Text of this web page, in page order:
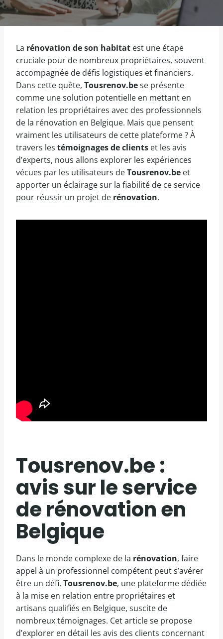
La rénovation de son habitat est une étape
cruciale pour de nombreux propriétaires, souvent
accompagnée de défis logistiques et financiers.
Dans cette quête, Tousrenov.bese présente
comme une solution potentielle en mettant en
relation les propriétaires avec des professionnels
de la rénovation en Belgique. Mais que pensent
vraiment les utilisateurs de cette plateforme ? À
travers les témoignages de clients et les avis
d’experts, nous allons explorer les expériences
vécues par les utilisateurs deTousrenov.be et
apporter un éclairage sur la fiabilité de ce service
pour réussir un projet de rénovation.
Tousrenov.be :
avis sur le service
de rénovation en
Belgique
Dans le monde complexe de la rénovation, faire
appel à un professionnel compétent peut s’avérer
être un défi. Tousrenov.be, une plateforme dédiée
à la mise en relation entre propriétaires et
artisans qualifiés en Belgique, suscite de
nombreux témoignages. Cet article se propose
d’explorer en détail les avis des clients concernant